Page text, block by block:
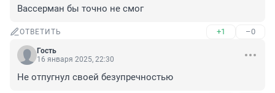
Вассерман бы точно не смог
ОТВЕТИТЬ +1 –0
Гость
16 января 2025, 22:30
Не отпугнул своей безупречностью